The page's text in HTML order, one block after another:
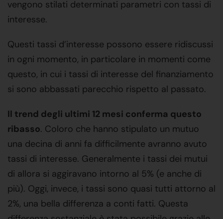
vengono stilati determinati parametri con tassi di
interesse.
Questi tassi d’interesse possono essere ridiscussi
in ogni momento, in particolare in momenti come
questo, in cui i tassi di interesse del finanziamento
si sono abbassati parecchio rispetto al passato.
Il trend degli ultimi 12 mesi conferma questo
ribasso. Coloro che hanno stipulato un mutuo
una decina di anni fa difficilmente avranno avuto
tassi di interesse. Generalmente i tassi dei mutui
di allora si aggiravano intorno al 5% (e anche di
più). Oggi, invece, i tassi sono quasi tutti attorno al
2%, una bella differenza a conti fatti. Questa